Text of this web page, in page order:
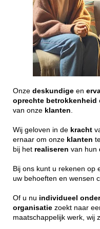
Onze deskundige en
oprechte betrokkenheid
van onze klanten
Wij geloven in de kracht
ernaar om onze klanten
bij het realiseren van hun
Bij ons kunt u rekenen op
uw behoeften en wensen
Of u nu individueel
organisatie zoekt naar
maatschappelijk werk, wij